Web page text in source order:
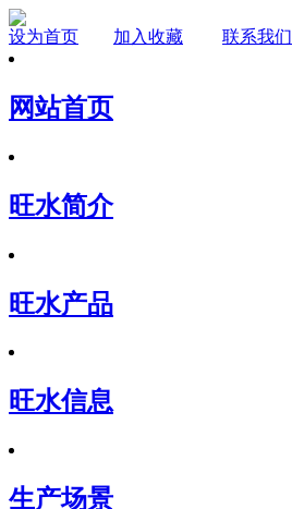
设为首页 加入收藏 联系我们
网站首页
旺水简介
旺水产品
旺水信息
生产场景